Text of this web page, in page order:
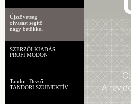
Újszövetség
olvasást segítő
nagy betűkkel
SZERZŐI KIADÁS
PROFI MÓDON
Tandori Dezső
TANDORI SZUBJEKTÍV